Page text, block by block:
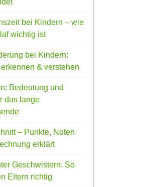
bei Kindern – wie
wichtig ist
bei Kindern:
& verstehen
Bedeutung und
das lange
– Punkte, Noten
erklärt
Geschwistern: So
Eltern richtig